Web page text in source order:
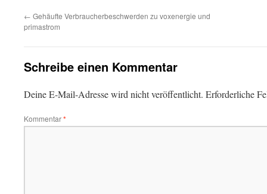
← Gehäufte Verbraucherbeschwerden zu voxenergie und
primastrom
Schreibe einen Kommentar
Deine E-Mail-Adresse wird nicht veröffentlicht. Erforderliche
Kommentar*